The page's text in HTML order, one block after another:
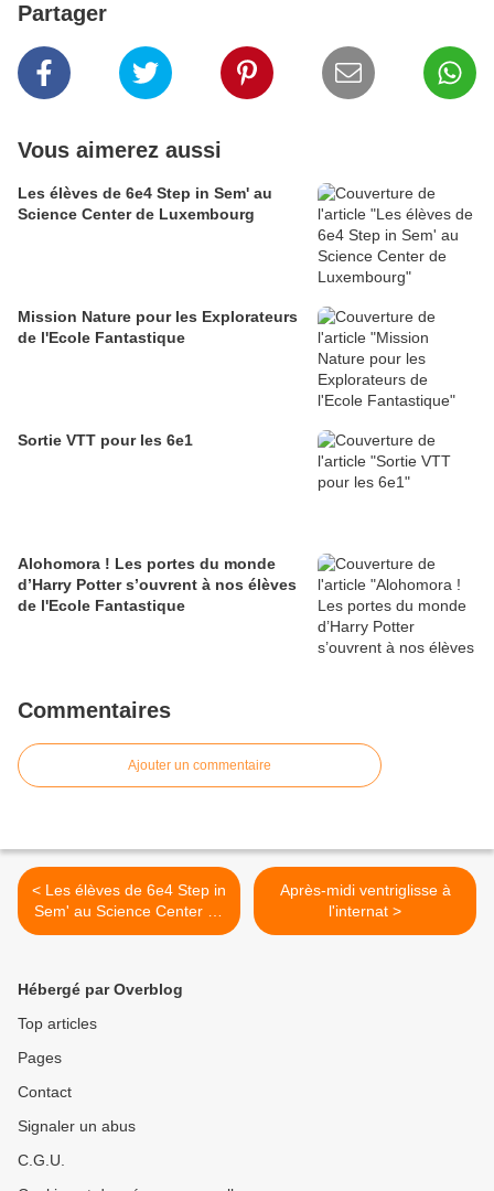
Partager
Vous aimerez aussi
Les élèves de 6e4 Step in Sem' au
Science Center de Luxembourg
Mission Nature pour les Explorateurs
de l'Ecole Fantastique
Sortie VTT pour les 6e1
Alohomora ! Les portes du monde
d’Harry Potter s’ouvrent à nos élèves
de l'Ecole Fantastique
Commentaires
Ajouter un commentaire
< Les élèves de 6e4 Step in
Sem' au Science Center de
Luxembourg
Après-midi ventriglisse à
l'internat >
Hébergé par Overblog
Top articles
Pages
Contact
Signaler un abus
C.G.U.